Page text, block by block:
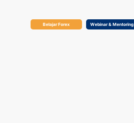
Belajar Forex Webinar & Mentoring